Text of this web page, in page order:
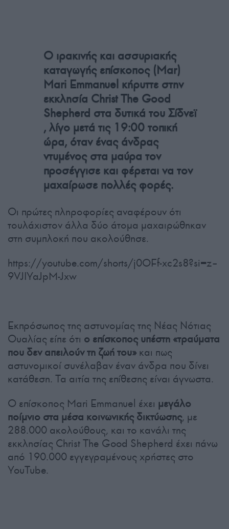
Ο ιρακινής και ασσυριακής
καταγωγής επίσκοπος (Mar)
Mari Emmanuel κήρυττε στην
εκκλησία Christ The Good
Shepherd στα δυτικά του Σίδνεϊ
, λίγο μετά τις 19:00 τοπική
ώρα, όταν ένας άνδρας
ντυμένος στα μαύρα τον
προσέγγισε και φέρεται να τον
μαχαίρωσε πολλές φορές.
Οι πρώτες πληροφορίες αναφέρουν ότι
τουλάχιστον άλλα δύο άτομα μαχαιρώθηκαν
στη συμπλοκή που ακολούθησε.
https://youtube.com/shorts/j0OFf-xc2s8?si=z–
9VJIYaJpM-Jxw
Εκπρόσωπος της αστυνομίας της Νέας Νότιας
Ουαλίας είπε ότι ο επίσκοπος υπέστη «τραύματα
που δεν απειλούν τη ζωή του» και πως
αστυνομικοί συνέλαβαν έναν άνδρα που δίνει
κατάθεση. Τα αιτία της επίθεσης είναι άγνωστα.
Ο επίσκοπος Mari Emmanuel έχει μεγάλο
ποίμνιο στα μέσα κοινωνικής δικτύωσης, με
288.000 ακολούθους, και το κανάλι της
εκκλησίας Christ The Good Shepherd έχει πάνω
από 190.000 εγγεγραμένους χρήστες στο
YouTube.